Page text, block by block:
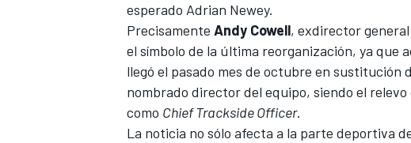
esperado Adrian Newey.
Precisamente Andy Cowell, exdirector
el símbolo de la última reorganización, ya que
llegó el pasado mes de octubre en
nombrado director del equipo, siendo el
como Chief Trackside Officer.
La noticia no sólo afecta a la parte deportiva